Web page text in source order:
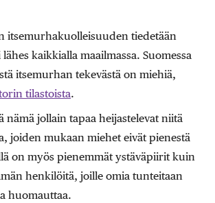
itsemurhakuolleisuuden tiedetään
kaikkialla maailmassa. Suomessa
itsemurhan tekevästä on miehiä,
tilastoista.
nämä jollain tapaa heijastelevat niitä
joiden mukaan miehet eivät pienestä
on myös pienemmät ystäväpiirit kuin
henkilöitä, joille omia tunteitaan
huomauttaa.